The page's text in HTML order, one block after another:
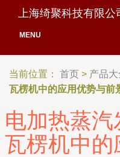
上海绮聚科技有限公
MENU
当前位置： 首页 > 产品大
瓦楞机中的应用优势与前
电加热蒸
瓦楞机中